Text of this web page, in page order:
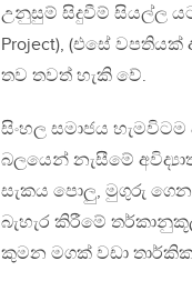
උනුසුම් සිදුවීම් සියල්ල
Project), (එසේ
තව තවත් හැකි වේ.
සිංහල සමාජය
බලයෙන් නැසීමේ
සැකය පොලු, මුගුරු
බැහැර කිරීමේ
කුමන මගක් වඩා